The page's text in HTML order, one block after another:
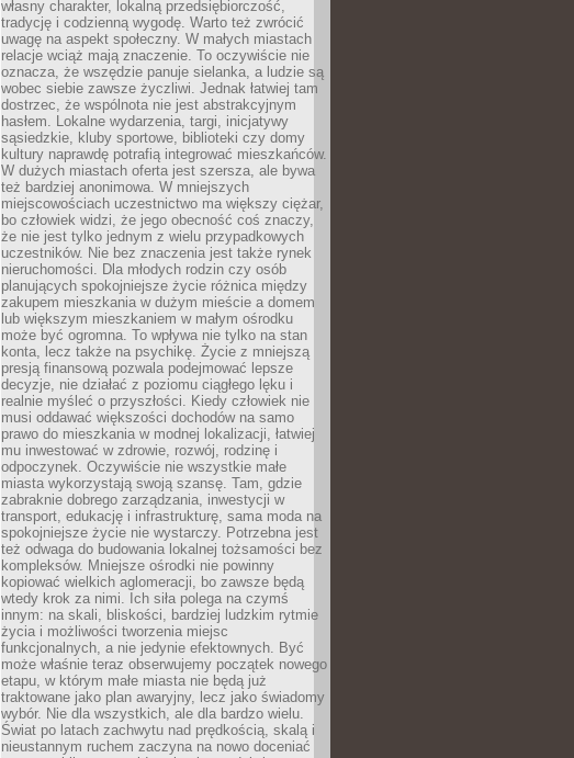
własny charakter, lokalną przedsiębiorczość,
tradycję i codzienną wygodę. Warto też zwrócić
uwagę na aspekt społeczny. W małych miastach
relacje wciąż mają znaczenie. To oczywiście nie
oznacza, że wszędzie panuje sielanka, a ludzie są
wobec siebie zawsze życzliwi. Jednak łatwiej tam
dostrzec, że wspólnota nie jest abstrakcyjnym
hasłem. Lokalne wydarzenia, targi, inicjatywy
sąsiedzkie, kluby sportowe, biblioteki czy domy
kultury naprawdę potrafią integrować mieszkańców.
W dużych miastach oferta jest szersza, ale bywa
też bardziej anonimowa. W mniejszych
miejscowościach uczestnictwo ma większy ciężar,
bo człowiek widzi, że jego obecność coś znaczy,
że nie jest tylko jednym z wielu przypadkowych
uczestników. Nie bez znaczenia jest także rynek
nieruchomości. Dla młodych rodzin czy osób
planujących spokojniejsze życie różnica między
zakupem mieszkania w dużym mieście a domem
lub większym mieszkaniem w małym ośrodku
może być ogromna. To wpływa nie tylko na stan
konta, lecz także na psychikę. Życie z mniejszą
presją finansową pozwala podejmować lepsze
decyzje, nie działać z poziomu ciągłego lęku i
realnie myśleć o przyszłości. Kiedy człowiek nie
musi oddawać większości dochodów na samo
prawo do mieszkania w modnej lokalizacji, łatwiej
mu inwestować w zdrowie, rozwój, rodzinę i
odpoczynek. Oczywiście nie wszystkie małe
miasta wykorzystają swoją szansę. Tam, gdzie
zabraknie dobrego zarządzania, inwestycji w
transport, edukację i infrastrukturę, sama moda na
spokojniejsze życie nie wystarczy. Potrzebna jest
też odwaga do budowania lokalnej tożsamości bez
kompleksów. Mniejsze ośrodki nie powinny
kopiować wielkich aglomeracji, bo zawsze będą
wtedy krok za nimi. Ich siła polega na czymś
innym: na skali, bliskości, bardziej ludzkim rytmie
życia i możliwości tworzenia miejsc
funkcjonalnych, a nie jedynie efektownych. Być
może właśnie teraz obserwujemy początek nowego
etapu, w którym małe miasta nie będą już
traktowane jako plan awaryjny, lecz jako świadomy
wybór. Nie dla wszystkich, ale dla bardzo wielu.
Świat po latach zachwytu nad prędkością, skalą i
nieustannym ruchem zaczyna na nowo doceniać